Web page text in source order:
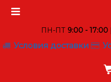
ПН-ПТ 9:00 - 17:00
Условия доставки